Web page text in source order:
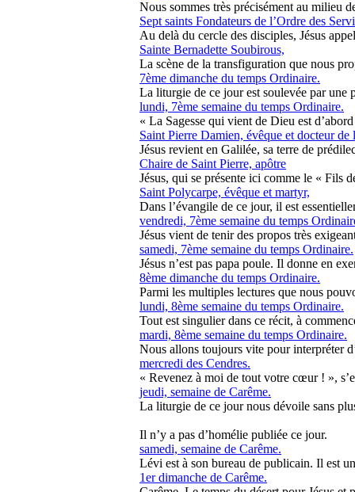
Nous sommes très précisément au milieu
Sept saints Fondateurs de l’Ordre des
Au delà du cercle des disciples, Jésus
Sainte Bernadette Soubirous,
La scène de la transfiguration que nous
7ème dimanche du temps Ordinaire.
La liturgie de ce jour est soulevée par une
lundi, 7ème semaine du temps Ordinaire.
« La Sagesse qui vient de Dieu est
Saint Pierre Damien, évêque et docteur de
Jésus revient en Galilée, sa terre de
Chaire de Saint Pierre, apôtre
Jésus, qui se présente ici comme le « Fils
Saint Polycarpe, évêque et martyr,
Dans l’évangile de ce jour, il est
vendredi, 7ème semaine du temps
Jésus vient de tenir des propos très
samedi, 7ème semaine du temps Ordinaire.
Jésus n’est pas papa poule. Il donne en
8ème dimanche du temps Ordinaire.
Parmi les multiples lectures que nous
lundi, 8ème semaine du temps Ordinaire.
Tout est singulier dans ce récit, à
mardi, 8ème semaine du temps Ordinaire.
Nous allons toujours vite pour interpréter
mercredi des Cendres.
« Revenez à moi de tout votre cœur ! »,
jeudi, semaine de Carême.
La liturgie de ce jour nous dévoile sans
Il n’y a pas d’homélie publiée ce jour.
samedi, semaine de Carême.
Lévi est à son bureau de publicain. Il est
1er dimanche de Carême.